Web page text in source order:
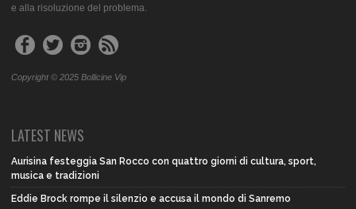
e alla risoluzione del problema.
Copyright © 2025 Bollicine Vip
LATEST NEWS
Aurisina festeggia San Rocco con quattro giorni di cultura, sport,
musica e tradizioni
Eddie Brock rompe il silenzio e accusa il mondo di Sanremo